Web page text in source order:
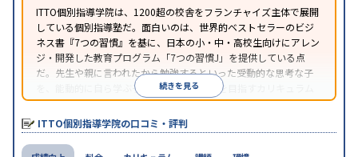
ITTO個別指導学院は、1200超の校舎をフランチャイズ主体で展開
している個別指導塾だ。面白いのは、世界的ベストセラーのビジ
ネス書『7つの習慣』を基に、日本の小・中・高校生向けにアレン
ジ・開発した教育プログラム「7つの習慣J」を提供している点
だ。先生や親に言われたから勉強するといった受動的な思考な子
を、能動的に自ら学ぶ子に育てていくことを目指すカリキュラム
である。個別指導の授業とは別に、集団授業形式の特別講座とし
て別料金で提供されるので、単なる成績アップ以上の、子どもの
心の成長を求める家庭にオススメだ。
続きを見る
ITTO個別指導学院の口コミ・評判